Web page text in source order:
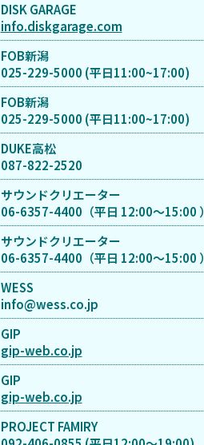
DISK GARAGE
info.diskgarage.com
FOB新潟
025-229-5000 (平日11:00~17:00)
FOB新潟
025-229-5000 (平日11:00~17:00)
DUKE高松
087-822-2520
サウンドクリエーター
06-6357-4400（平日 12:00～15:00 ）
サウンドクリエーター
06-6357-4400（平日 12:00～15:00 ）
WESS
info@wess.co.jp
GIP
gip-web.co.jp
GIP
gip-web.co.jp
PROJECT FAMIRY